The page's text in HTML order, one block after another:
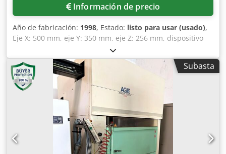
Información de precio
Año de fabricación: 1998, Estado: listo para usar (usado),
Eje X: 500 mm, eje Y: 350 mm, eje Z: 256 mm, dispositivo
de corte cónico: U=70 mm, V=70 mm, potencia de
conexión: 9 kVA, corriente nominal: 13,1 A, peso: 4,4 t,
equipamiento: enhebrado automático de hilo, depósito de
agua con descenso, marco de sujeción universal, control
manual, AgieSetup 3D para compensación automática de
la posición de la pieza, pistola de lavado, filtro de cartucho
de papel y software de programación Lei/Wirecut con
dongle. Dwodpozadkxefx Amxoa
Subasta